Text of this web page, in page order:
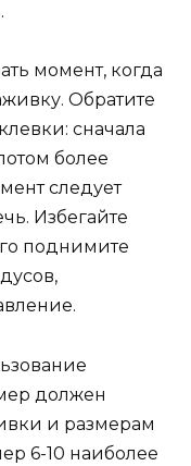
момент, когда
Обратите
сначала
более
следует
Избегайте
поднимите
должен
и размерам
6-10 наиболее